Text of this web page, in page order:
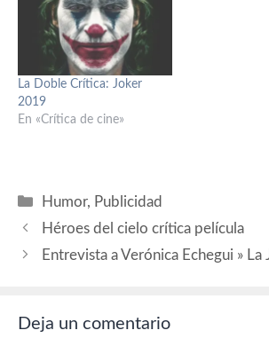
La Doble Crítica: Joker
2019
En «Crítica de cine»
Categorías
Humor, Publicidad
Héroes del cielo crítica película
Entrevista a Verónica Echegui » La
Deja un comentario